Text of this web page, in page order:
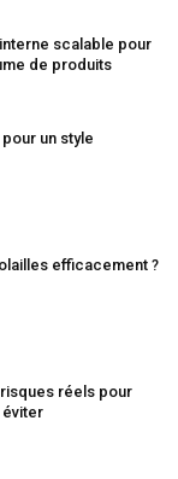
scalable pour
de produits
un style
efficacement ?
réels pour